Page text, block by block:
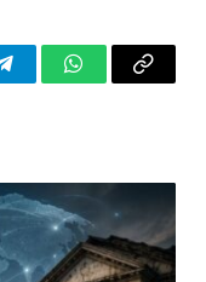
TelegramWhatsApp
Copy